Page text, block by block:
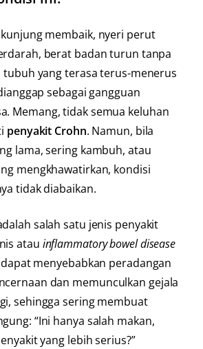
membaik, nyeri perut
berat badan turun tanpa
tubuh yang terasa terus-menerus
sebagai gangguan
Memang, tidak semua keluhan
penyakit Crohn. Namun, bila
lama, sering kambuh, atau
mengkhawatirkan, kondisi
tidak diabaikan.
salah satu jenis penyakit
atau inflammatory bowel disease
menyebabkan peradangan
dan memunculkan gejala
sehingga sering membuat
“Ini hanya salah makan,
yang lebih serius?”